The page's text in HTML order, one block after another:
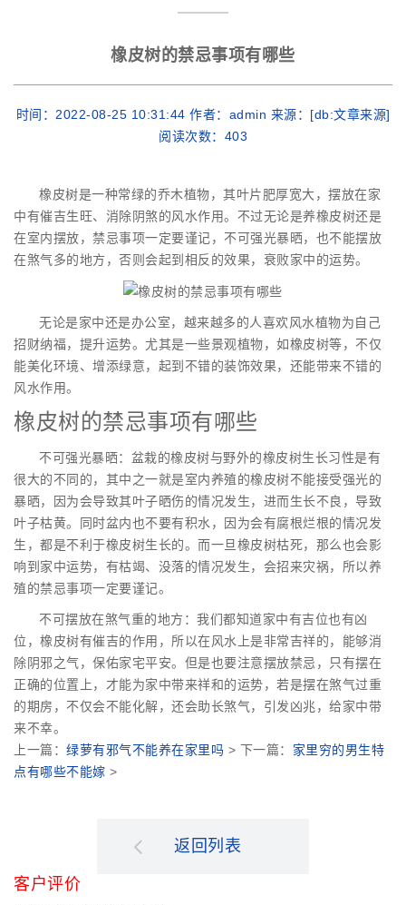
橡皮树的禁忌事项有哪些
时间：2022-08-25 10:31:44 作者：admin 来源：[db:文章来源]
阅读次数： 403
橡皮树是一种常绿的乔木植物，其叶片肥厚宽大，摆放在家
中有催吉生旺、消除阴煞的风水作用。不过无论是养橡皮树还是
在室内摆放，禁忌事项一定要谨记，不可强光暴晒，也不能摆放
在煞气多的地方，否则会起到相反的效果，衰败家中的运势。
无论是家中还是办公室，越来越多的人喜欢风水植物为自己
招财纳福，提升运势。尤其是一些景观植物，如橡皮树等，不仅
能美化环境、增添绿意，起到不错的装饰效果，还能带来不错的
风水作用。
橡皮树的禁忌事项有哪些
不可强光暴晒：盆栽的橡皮树与野外的橡皮树生长习性是有
很大的不同的，其中之一就是室内养殖的橡皮树不能接受强光的
暴晒，因为会导致其叶子晒伤的情况发生，进而生长不良，导致
叶子枯黄。同时盆内也不要有积水，因为会有腐根烂根的情况发
生，都是不利于橡皮树生长的。而一旦橡皮树枯死，那么也会影
响到家中运势，有枯竭、没落的情况发生，会招来灾祸，所以养
殖的禁忌事项一定要谨记。
不可摆放在煞气重的地方：我们都知道家中有吉位也有凶
位，橡皮树有催吉的作用，所以在风水上是非常吉祥的，能够消
除阴邪之气，保佑家宅平安。但是也要注意摆放禁忌，只有摆在
正确的位置上，才能为家中带来祥和的运势，若是摆在煞气过重
的期房，不仅会不能化解，还会助长煞气，引发凶兆，给家中带
来不幸。
上一篇： 绿萝有邪气不能养在家里吗 > 下一篇： 家里穷的男生特
点有哪些不能嫁 >
返回列表
客户评价